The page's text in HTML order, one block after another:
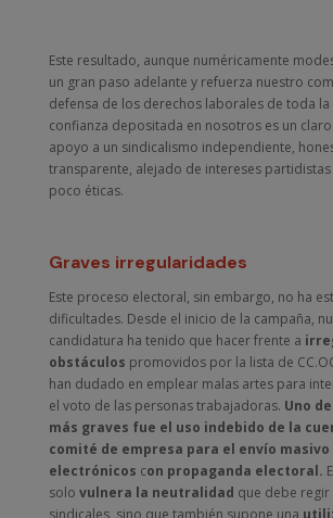
Este resultado, aunque numéricamente
un gran paso adelante y refuerza nuestro
defensa de los derechos laborales de toda la
confianza depositada en nosotros es un
apoyo a un sindicalismo independiente,
transparente, alejado de intereses
poco éticas.
Graves irregularidades
Este proceso electoral, sin embargo, no ha
dificultades. Desde el inicio de la campaña,
candidatura ha tenido que hacer frente a
obstáculos promovidos por la lista de
han dudado en emplear malas artes para
el voto de las personas trabajadoras. Uno
más graves fue el uso indebido de la
comité de empresa para el envío
electrónicos con propaganda electoral.
solo vulnera la neutralidad que debe
sindicales, sino que también supone una